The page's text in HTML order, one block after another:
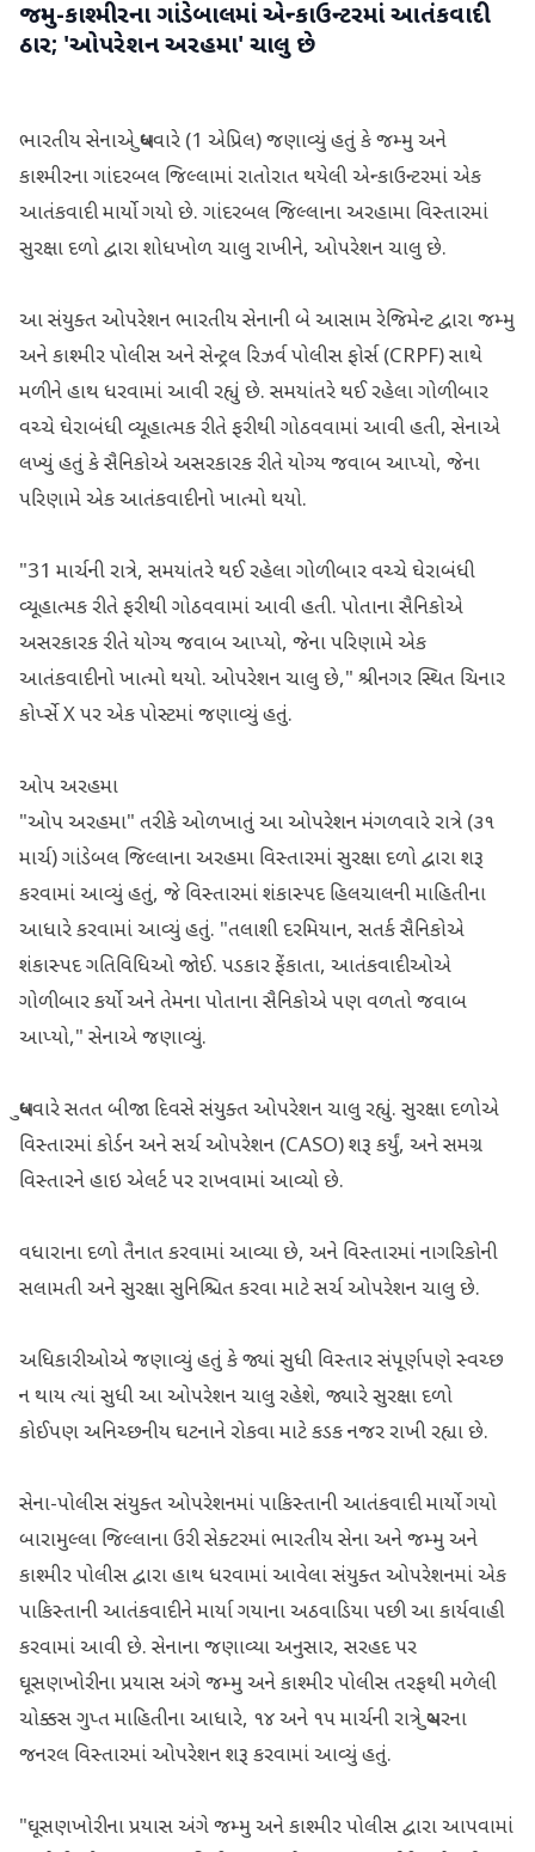
જમ્મુ-કાશ્મીરના ગાંડેબાલમાં એન્કાઉન્ટરમાં આતંકવાદી
ઠાર; 'ઓપરેશન અરહમા' ચાલુ છે
ભારતીય સેનાએ બુધવારે (1 એપ્રિલ) જણાવ્યું હતું કે જમ્મુ અને
કાશ્મીરના ગાંદરબલ જિલ્લામાં રાતોરાત થયેલી એન્કાઉન્ટરમાં એક
આતંકવાદી માર્યો ગયો છે. ગાંદરબલ જિલ્લાના અરહામા વિસ્તારમાં
સુરક્ષા દળો દ્વારા શોધખોળ ચાલુ રાખીને, ઓપરેશન ચાલુ છે.
આ સંયુક્ત ઓપરેશન ભારતીય સેનાની બે આસામ રેજિમેન્ટ દ્વારા જમ્મુ
અને કાશ્મીર પોલીસ અને સેન્ટ્રલ રિઝર્વ પોલીસ ફોર્સ (CRPF) સાથે
મળીને હાથ ધરવામાં આવી રહ્યું છે. સમયાંતરે થઈ રહેલા ગોળીબાર
વચ્ચે ઘેરાબંધી વ્યૂહાત્મક રીતે ફરીથી ગોઠવવામાં આવી હતી, સેનાએ
લખ્યું હતું કે સૈનિકોએ અસરકારક રીતે યોગ્ય જવાબ આપ્યો, જેના
પરિણામે એક આતંકવાદીનો ખાત્મો થયો.
"31 માર્ચની રાત્રે, સમયાંતરે થઈ રહેલા ગોળીબાર વચ્ચે ઘેરાબંધી
વ્યૂહાત્મક રીતે ફરીથી ગોઠવવામાં આવી હતી. પોતાના સૈનિકોએ
અસરકારક રીતે યોગ્ય જવાબ આપ્યો, જેના પરિણામે એક
આતંકવાદીનો ખાત્મો થયો. ઓપરેશન ચાલુ છે," શ્રીનગર સ્થિત ચિનાર
કોર્પ્સે X પર એક પોસ્ટમાં જણાવ્યું હતું.
ઓપ અરહમા
"ઓપ અરહમા" તરીકે ઓળખાતું આ ઓપરેશન મંગળવારે રાત્રે (૩૧
માર્ચ) ગાંડેબલ જિલ્લાના અરહમા વિસ્તારમાં સુરક્ષા દળો દ્વારા શરૂ
કરવામાં આવ્યું હતું, જે વિસ્તારમાં શંકાસ્પદ હિલચાલની માહિતીના
આધારે કરવામાં આવ્યું હતું. "તલાશી દરમિયાન, સતર્ક સૈનિકોએ
શંકાસ્પદ ગતિવિધિઓ જોઈ. પડકાર ફેંકાતા, આતંકવાદીઓએ
ગોળીબાર કર્યો અને તેમના પોતાના સૈનિકોએ પણ વળતો જવાબ
આપ્યો," સેનાએ જણાવ્યું.
બુધવારે સતત બીજા દિવસે સંયુક્ત ઓપરેશન ચાલુ રહ્યું. સુરક્ષા દળોએ
વિસ્તારમાં કોર્ડન અને સર્ચ ઓપરેશન (CASO) શરૂ કર્યું, અને સમગ્ર
વિસ્તારને હાઇ એલર્ટ પર રાખવામાં આવ્યો છે.
વધારાના દળો તૈનાત કરવામાં આવ્યા છે, અને વિસ્તારમાં નાગરિકોની
સલામતી અને સુરક્ષા સુનિશ્ચિત કરવા માટે સર્ચ ઓપરેશન ચાલુ છે.
અધિકારીઓએ જણાવ્યું હતું કે જ્યાં સુધી વિસ્તાર સંપૂર્ણપણે સ્વચ્છ
ન થાય ત્યાં સુધી આ ઓપરેશન ચાલુ રહેશે, જ્યારે સુરક્ષા દળો
કોઈપણ અનિચ્છનીય ઘટનાને રોકવા માટે કડક નજર રાખી રહ્યા છે.
સેના-પોલીસ સંયુક્ત ઓપરેશનમાં પાકિસ્તાની આતંકવાદી માર્યો ગયો
બારામુલ્લા જિલ્લાના ઉરી સેક્ટરમાં ભારતીય સેના અને જમ્મુ અને
કાશ્મીર પોલીસ દ્વારા હાથ ધરવામાં આવેલા સંયુક્ત ઓપરેશનમાં એક
પાકિસ્તાની આતંકવાદીને માર્યા ગયાના અઠવાડિયા પછી આ કાર્યવાહી
કરવામાં આવી છે. સેનાના જણાવ્યા અનુસાર, સરહદ પર
ઘૂસણખોરીના પ્રયાસ અંગે જમ્મુ અને કાશ્મીર પોલીસ તરફથી મળેલી
ચોક્કસ ગુપ્ત માહિતીના આધારે, ૧૪ અને ૧૫ માર્ચની રાત્રે બુચરના
જનરલ વિસ્તારમાં ઓપરેશન શરૂ કરવામાં આવ્યું હતું.
"ઘૂસણખોરીના પ્રયાસ અંગે જમ્મુ અને કાશ્મીર પોલીસ દ્વારા આપવામાં